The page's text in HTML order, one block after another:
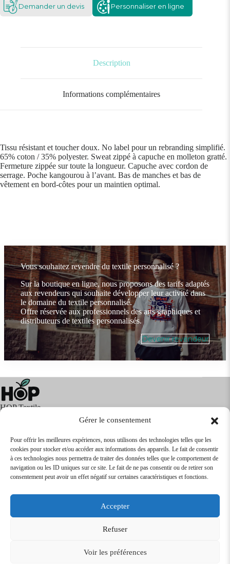
Gérer le consentement
Pour offrir les meilleures expériences, nous utilisons des technologies telles que les
cookies pour stocker et/ou accéder aux informations des appareils. Le fait de consentir
à ces technologies nous permettra de traiter des données telles que le comportement de
navigation ou les ID uniques sur ce site. Le fait de ne pas consentir ou de retirer son
consentement peut avoir un effet négatif sur certaines caractéristiques et fonctions.
Accepter
Refuser
Voir les préférences
Demander un devis Personnaliser en ligne
Description
Informations complémentaires
Tissu résistant et toucher doux. No label pour un rebranding simplifié.
65% coton / 35% polyester. Sweat zippé à capuche en molleton gratté.
Fermeture zippée sur toute la longueur. Capuche avec cordon de
serrage. Poche kangourou à l’avant. Bas de manches et bas de
vêtement en bord-côtes pour un maintien optimal.
Vous souhaitez revendre du textile personnalisé ?
Sur la boutique en ligne, nous proposons des tarifs adaptés
aux revendeurs qui souhaite développer leur activité dans
le domaine du textile personnalisé.
Offre réservée aux professionnels des arts graphiques et
distributeurs de textiles personnalisés.
Devenir revendeur
HOP Textile
Textile Articles Publicitaires
Infos
Boutique en ligne
Express 24H
Tarifs Revendeurs